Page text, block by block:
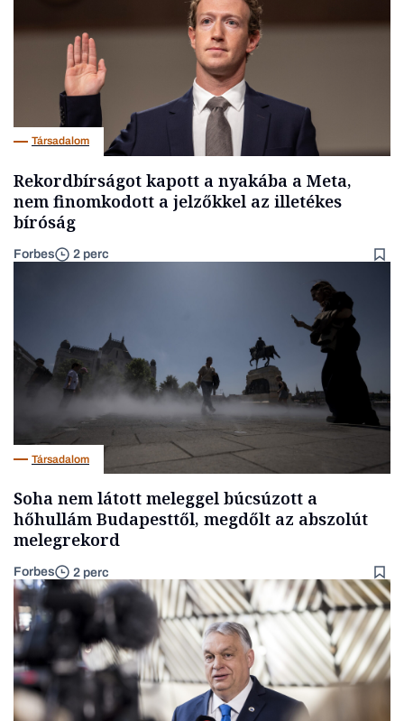
Társadalom
Rekordbírságot kapott a nyakába a Meta,
nem finomkodott a jelzőkkel az illetékes
bíróság
Forbes 2 perc
Társadalom
Soha nem látott meleggel búcsúzott a
hőhullám Budapesttől, megdőlt az abszolút
melegrekord
Forbes 2 perc